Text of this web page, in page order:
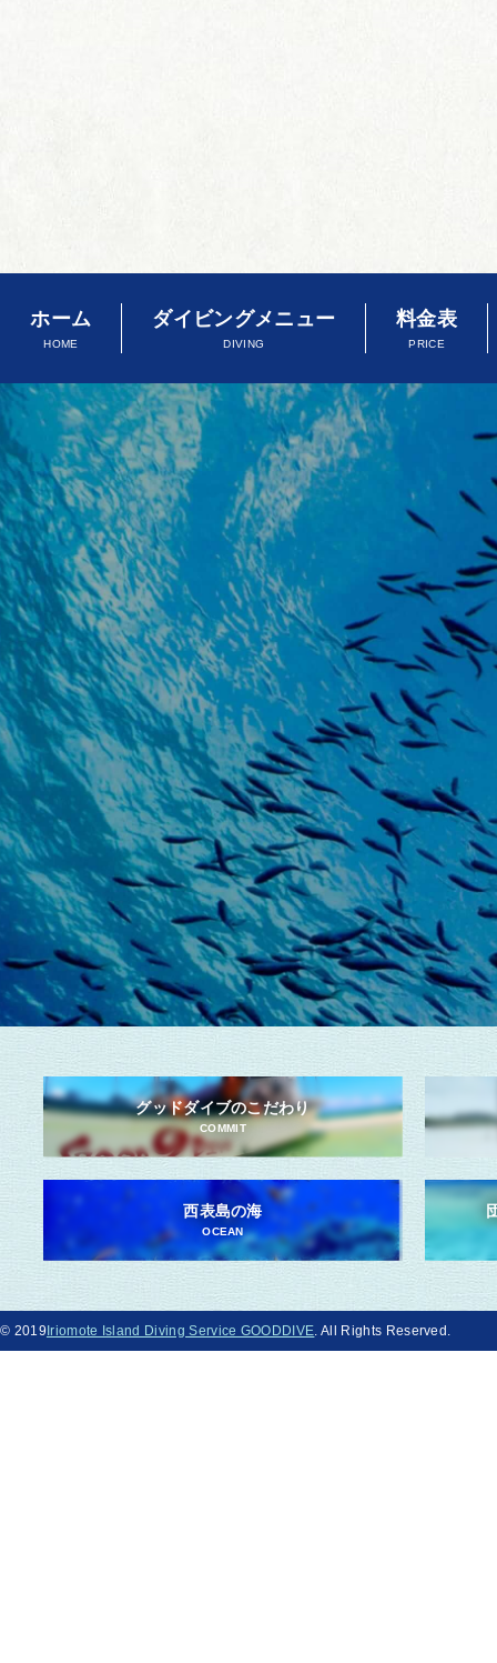
ホーム
HOME
ダイビングメニュー
DIVING
料金表
PRICE
グッドダイブのこだわり
COMMIT
西表島の海
OCEAN
© 2019Iriomote Island Diving Service GOODDIVE . All Rights Reserved.